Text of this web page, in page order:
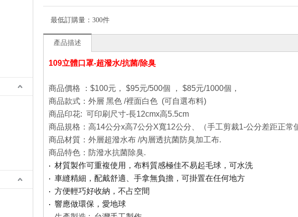
最低訂購量： 300件
產品描述
109立體口罩-超潑水/抗菌/除臭
商品價格 ：$100元， $95元/500個 ， $85元/1000個，
商品款式：外層 黑色 /裡面白色 (可自選布料)
商品印花: 可印刷尺寸-長12cmx高5.5cm
商品規格：高14公分x高7公分X寬12公分、（手工剪裁1-公分差距正常
商品材質：外層超潑水布 /內層透抗菌防臭加工布.
商品特色：防潑水抗菌除臭.
‧ 材質製作可重複使用，布料質感極佳不易起毛球，可水洗
‧ 車縫精細，配戴舒適、手拿無負擔，可掛置在任何地方
‧ 方便輕巧好收納，不占空間
‧ 響應做環保，愛地球